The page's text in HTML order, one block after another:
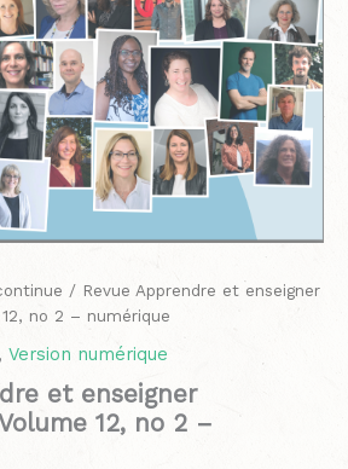
/ Revue Apprendre et enseigner
no 2 – numérique
, Version numérique
et enseigner
12, no 2 –